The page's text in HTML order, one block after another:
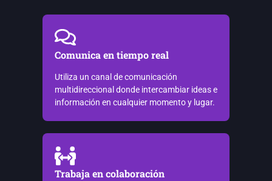
Comunica en tiempo real
Utiliza un canal de comunicación
multidireccional donde intercambiar ideas e
información en cualquier momento y lugar.
Trabaja en colaboración